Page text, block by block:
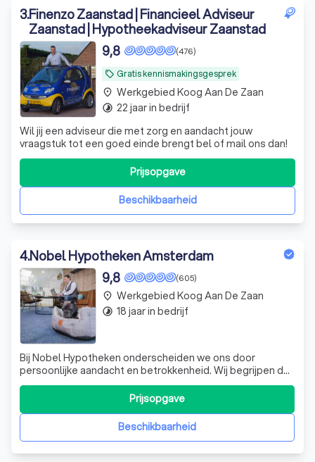
3.Finenzo Zaanstad | Financieel Adviseur
Zaanstad | Hypotheekadviseur Zaanstad
local_offer Gratis kennismakingsgesprek
(476)
9,8
Wil jij een adviseur die met zorg en aandacht jouw
vraagstuk tot een goed einde brengt bel of mail ons dan!
Beschikbaarheid
Prijsopgave
place Werkgebied Koog Aan De Zaan
timelapse 22 jaar in bedrijf
4.Nobel Hypotheken Amsterdam
(605)
9,8
Bij Nobel Hypotheken onderscheiden we ons door
persoonlijke aandacht en betrokkenheid. Wij begrijpen dat
het vinden van de juiste hypotheek een belangrijke stap is
in uw leven. Daarom nemen we de tijd om u volledig te
begeleiden, van het eerste gesprek tot de uiteindelijke
keuze. Ons team van ervareBeschikbaarheid
Prijsopgave
place Werkgebied Koog Aan De Zaan
timelapse 18 jaar in bedrijf